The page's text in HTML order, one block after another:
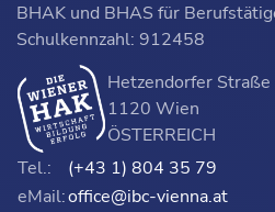
BHAK und BHAS für
Schulkennzahl: 912458
Hetzendorfer
1120 Wien
ÖSTERREICH
Tel.:
(+43 1) 804 35 79
eMail:office@ibc-vienna.at